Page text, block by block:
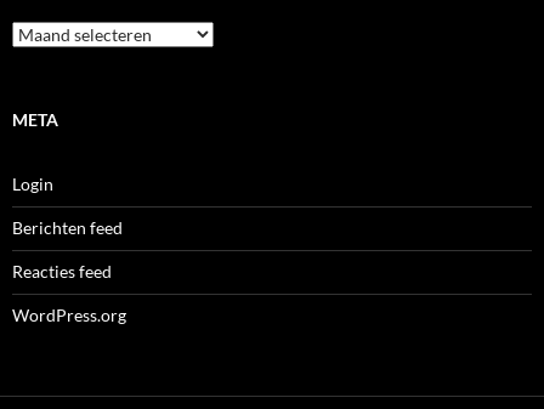
Archieven
META
Login
Berichten feed
Reacties feed
WordPress.org